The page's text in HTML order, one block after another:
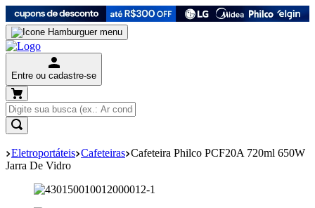
Entre ou cadastre-se
Eletroportáteis Cafeteiras Cafeteira Philco PCF20A 720ml 650W
Jarra De Vidro